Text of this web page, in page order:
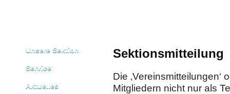
Unsere Sektion
Service
Aktuelles
Sektionsmitteilung
Die
Mitgliedern nicht nur als